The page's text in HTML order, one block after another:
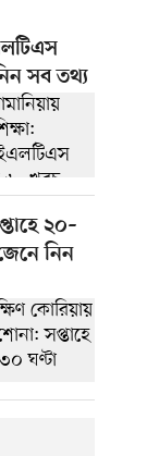
সব তথ্য
২০–
নিন